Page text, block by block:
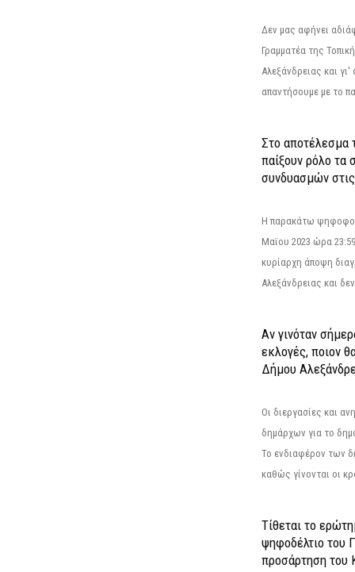
Δεν μας αφήνει
Γραμματέα της
Αλεξάνδρειας και γι'
απαντήσουμε με το
Στο αποτέλεσμα
παίξουν ρόλο τα
συνδυασμών
Η παρακάτω
Μαϊου 2023 ώρα
κυρίαρχη άποψη
Αλεξάνδρειας και
Αν γινόταν
εκλογές, ποιον
Δήμου
Οι διεργασίες και
δημάρχων για το
Το ενδιαφέρον των
καθώς γίνονται οι
Τίθεται το
ψηφοδέλτιο του
προσάρτηση του